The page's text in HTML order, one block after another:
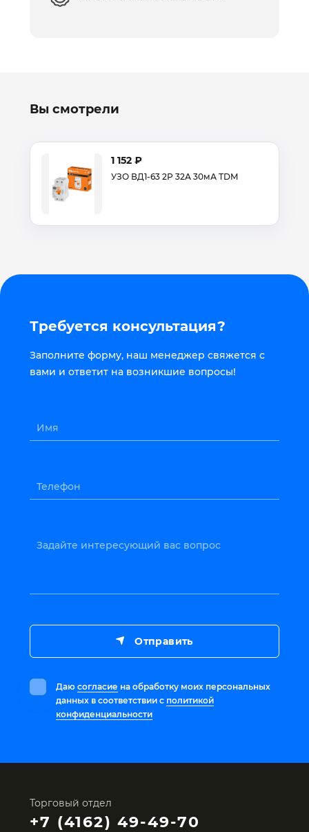
Вы смотрели
1 152 ₽
УЗО ВД1-63 2Р 32А 30мА TDM
Требуется консультация?
Заполните форму, наш менеджер свяжется с
вами и ответит на возникшие вопросы!
Имя
Телефон
Задайте интересующий вас вопрос
Даю согласие на обработку моих персональных
данных в соответствии с политикой
конфиденциальности
Отправить
Торговый отдел
+7 (4162) 49-49-70